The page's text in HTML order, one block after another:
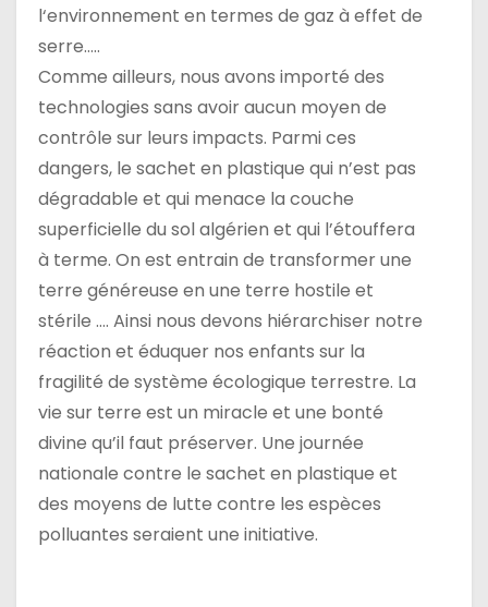
l‘environnement en termes de gaz à effet de
serre…..
Comme ailleurs, nous avons importé des
technologies sans avoir aucun moyen de
contrôle sur leurs impacts. Parmi ces
dangers, le sachet en plastique qui n’est pas
dégradable et qui menace la couche
superficielle du sol algérien et qui l’étouffera
à terme. On est entrain de transformer une
terre généreuse en une terre hostile et
stérile …. Ainsi nous devons hiérarchiser notre
réaction et éduquer nos enfants sur la
fragilité de système écologique terrestre. La
vie sur terre est un miracle et une bonté
divine qu’il faut préserver. Une journée
nationale contre le sachet en plastique et
des moyens de lutte contre les espèces
polluantes seraient une initiative.